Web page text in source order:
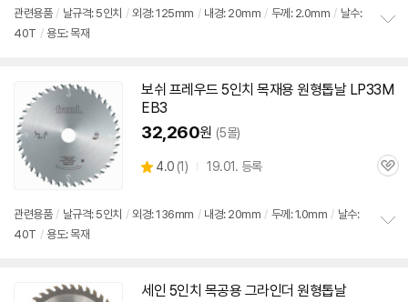
관련용품 / 날규격: 5인치 / 외경: 125mm / 내경: 20mm / 두께: 2.0mm / 날수:
40T / 용도: 목재
치
보쉬 프레우드 5인치 목재용 원형톱날LP33M
EB3
32,260원 (5몰)
별
4.0 (상
1) 19.01. 등록
관
관련용품 / 날규격: 5인치 / 외경: 136mm / 내경: 20mm / 두께: 1.0mm / 날수:
40T / 용도: 목재
세인 5인치 목공용 그라인더 원형톱날